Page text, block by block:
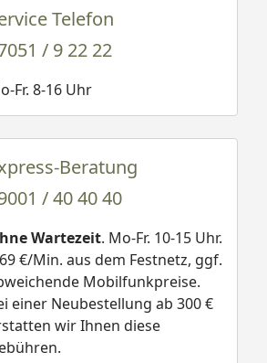
Telefon
/ 9 22 22
Fr. 8-16 Uhr
Beratung
/ 40 40 40
Wartezeit. Mo-Fr. 10-15 Uhr.
€/Min. aus dem Festnetz, ggf.
Mobilfunkpreise.
einer Neubestellung ab 300 €
wir Ihnen diese